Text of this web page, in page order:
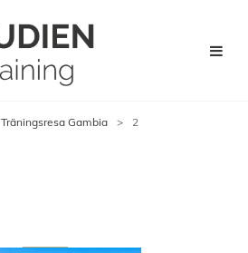
Träningsresa Gambia > 2